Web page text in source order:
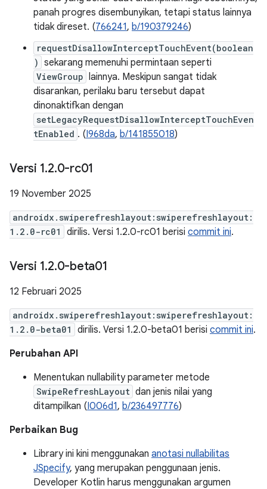
panah progres disembunyikan, tetapi status lainnya
tidak direset. (766241, b/190379246)
requestDisallowInterceptTouchEvent(boolean
) sekarang memenuhi permintaan seperti
ViewGroup lainnya. Meskipun sangat tidak
disarankan, perilaku baru tersebut dapat
dinonaktifkan dengan
setLegacyRequestDisallowInterceptTouchEven
tEnabled . (I968da, b/141855018)
Versi 1.2.0-rc01
19 November 2025
androidx.swiperefreshlayout:swiperefreshlayout:
1.2.0-rc01
dirilis. Versi 1.2.0-rc01 berisi commit ini.
Versi 1.2.0-beta01
12 Februari 2025
androidx.swiperefreshlayout:swiperefreshlayout:
1.2.0-beta01
dirilis. Versi 1.2.0-beta01 berisi commit ini.
Perubahan API
Menentukan nullability parameter metode
SwipeRefreshLayout dan jenis nilai yang
ditampilkan (I006d1, b/236497776)
Perbaikan Bug
Library ini kini menggunakan anotasi nullabilitas
JSpecify, yang merupakan penggunaan jenis.
Developer Kotlin harus menggunakan argumen